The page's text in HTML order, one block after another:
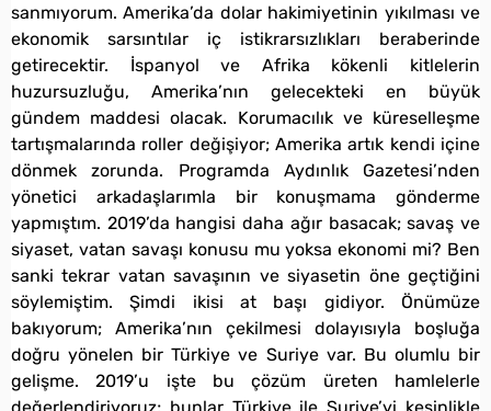
sanmıyorum. Amerika’da dolar hakimiyetinin yıkılması ve
ekonomik sarsıntılar iç istikrarsızlıkları beraberinde
getirecektir. İspanyol ve Afrika kökenli kitlelerin
huzursuzluğu, Amerika’nın gelecekteki en büyük
gündem maddesi olacak. Korumacılık ve küreselleşme
tartışmalarında roller değişiyor; Amerika artık kendi içine
dönmek zorunda. Programda Aydınlık Gazetesi’nden
yönetici arkadaşlarımla bir konuşmama gönderme
yapmıştım. 2019’da hangisi daha ağır basacak; savaş ve
siyaset, vatan savaşı konusu mu yoksa ekonomi mi? Ben
sanki tekrar vatan savaşının ve siyasetin öne geçtiğini
söylemiştim. Şimdi ikisi at başı gidiyor. Önümüze
bakıyorum; Amerika’nın çekilmesi dolayısıyla boşluğa
doğru yönelen bir Türkiye ve Suriye var. Bu olumlu bir
gelişme. 2019’u işte bu çözüm üreten hamlelerle